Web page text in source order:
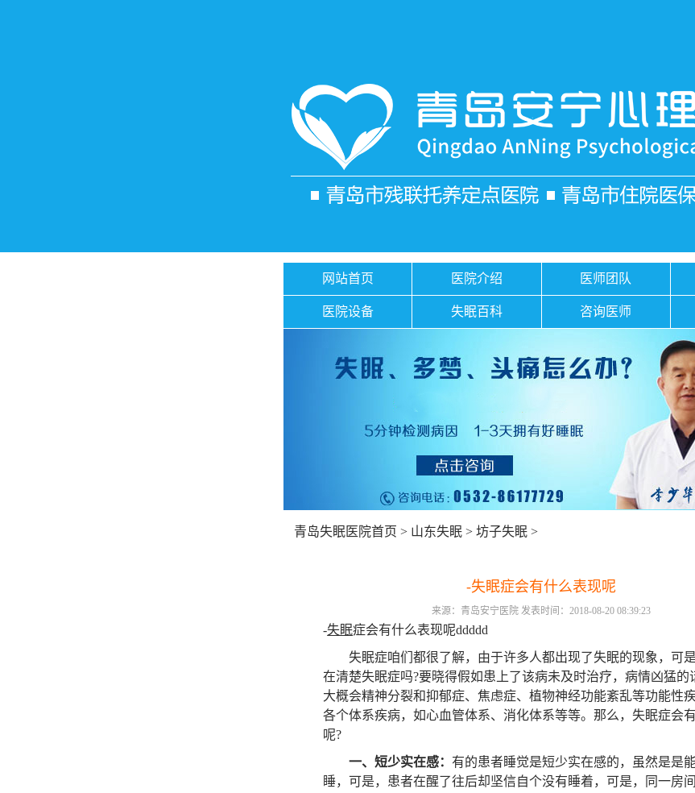
网站首页 医院介绍 医师团队
医院设备 失眠百科 咨询医师
青岛失眠医院首页 > 山东失眠> 坊子失眠>
-失眠症会有什么表现呢
来源：青岛安宁医院 发表时间：2018-08-20 08:39:23
-失眠症会有什么表现呢ddddd
失眠症咱们都很了解，由于许多人都出现了失眠的现象，可
在清楚失眠症吗?要晓得假如患上了该病未及时治疗，病情凶猛的
大概会精神分裂和抑郁症、焦虑症、植物神经功能紊乱等功能性
各个体系疾病，如心血管体系、消化体系等等。那么，失眠症会
呢?
一、短少实在感：有的患者睡觉是短少实在感的，虽然是是
睡，可是，患者在醒了往后却坚信自个没有睡着，可是，同一房